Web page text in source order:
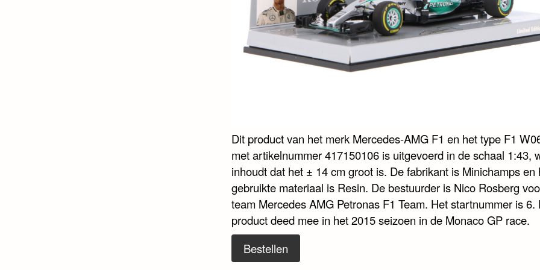
Dit product van het merk Mercedes-AMG F1 en het type F1
met artikelnummer 417150106 is uitgevoerd in de schaal 1:43,
inhoudt dat het ± 14 cm groot is. De fabrikant is Minichamps en
gebruikte materiaal is Resin. De bestuurder is Nico Rosberg
team Mercedes AMG Petronas F1 Team. Het startnummer is 6.
product deed mee in het 2015 seizoen in de Monaco GP race.
Bestellen